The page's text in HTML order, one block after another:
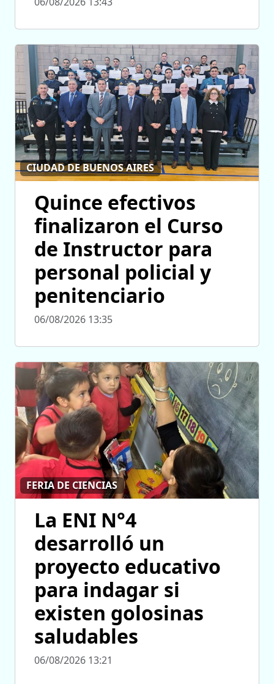
CIUDAD DE BUENOS AIRES
Quince efectivos
finalizaron el Curso
de Instructor para
personal policial y
penitenciario
06/08/2026 13:35
FERIA DE CIENCIAS
La ENI N°4
desarrolló un
proyecto educativo
para indagar si
existen golosinas
saludables
06/08/2026 13:21